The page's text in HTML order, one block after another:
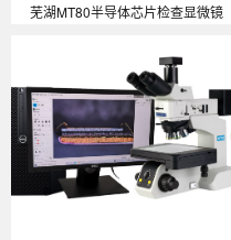
芜湖MT80半导体芯片检查显微镜